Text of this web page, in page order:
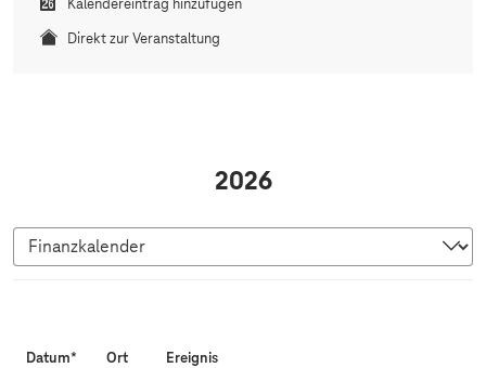
Kalendereintrag hinzufügen
Direkt zur Veranstaltung
2026
Datum* Ort Ereignis